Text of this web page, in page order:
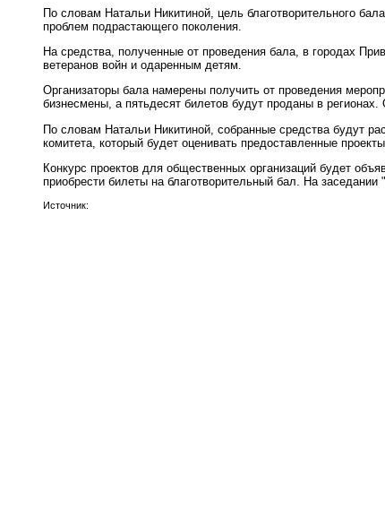
По словам Натальи Никитиной, цель благотворительного
проблем подрастающего поколения.
На средства, полученные от проведения бала, в городах
ветеранов войн и одаренным детям.
Организаторы бала намерены получить от проведения
бизнесмены, а пятьдесят билетов будут проданы в
По словам Натальи Никитиной, собранные средства будут
комитета, который будет оценивать предоставленные
Конкурс проектов для общественных организаций будет
приобрести билеты на благотворительный бал. На
Источник: